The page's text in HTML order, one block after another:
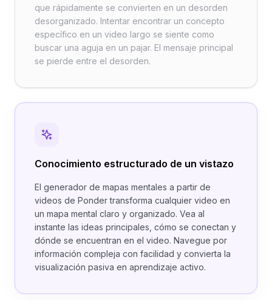
que rápidamente se convierten en un desorden
desorganizado. Intentar encontrar un concepto
específico en un video largo se siente como
buscar una aguja en un pajar. El mensaje principal
se pierde entre el desorden.
Conocimiento estructurado de un vistazo
El generador de mapas mentales a partir de
videos de Ponder transforma cualquier video en
un mapa mental claro y organizado. Vea al
instante las ideas principales, cómo se conectan y
dónde se encuentran en el video. Navegue por
información compleja con facilidad y convierta la
visualización pasiva en aprendizaje activo.